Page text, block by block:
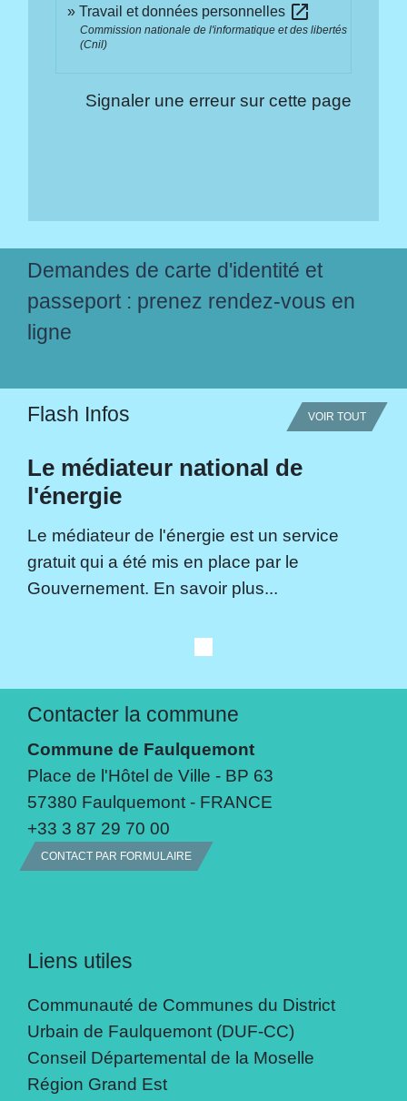
Travail et données personnelles open_in_new
Commission nationale de l'informatique et des libertés
(Cnil)
Signaler une erreur sur cette page
Demandes de carte d'identité et
passeport : prenez rendez-vous en
ligne
Flash Infos VOIR TOUT
Le médiateur national de
l'énergie
Le médiateur de l'énergie est un service
gratuit qui a été mis en place par le
Gouvernement. En savoir plus...
Contacter la commune
Commune de Faulquemont
Place de l'Hôtel de Ville - BP 63
57380 Faulquemont - FRANCE
+33 3 87 29 70 00
CONTACT PAR FORMULAIRE
Liens utiles
Communauté de Communes du District
Urbain de Faulquemont (DUF-CC)
Conseil Départemental de la Moselle
Région Grand Est